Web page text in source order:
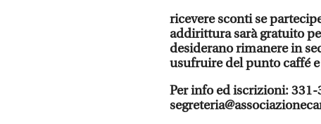
ricevere sconti se
addirittura sarà gratuito
desiderano rimanere in
usufruire del punto caffé
Per info ed iscrizioni: